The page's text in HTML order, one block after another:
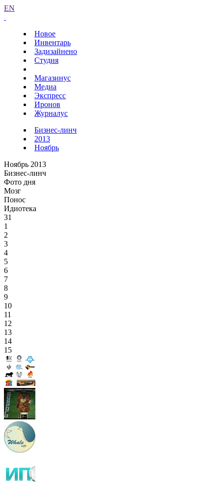
EN
Новое
Инвентарь
Задизайнено
Студия
Магазинус
Медиа
Экспресс
Иронов
Журналус
Бизнес-линч
2013
Ноябрь
Ноябрь 2013
Бизнес-линч
Фото дня
Мозг
Понос
Идиотека
31
1
2
3
4
5
6
7
8
9
10
11
12
13
14
15